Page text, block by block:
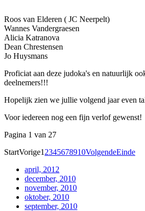
Roos van Elderen ( JC Neerpelt)
Wannes Vandergraesen
Alicia Katranova
Dean Chrestensen
Jo Huysmans
Proficiat aan deze judoka's en natuurlijk
deelnemers!!!
Hopelijk zien we jullie volgend jaar even
Voor iedereen nog een fijn verlof gewenst!
Pagina 1 van 27
StartVorige1 2345678910VolgendeEinde
april, 2012
december, 2010
november, 2010
oktober, 2010
september, 2010